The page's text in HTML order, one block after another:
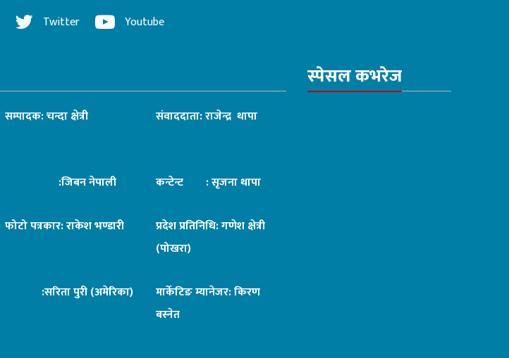
Twitter Youtube
सम्पादक: चन्दा क्षेत्री संवाददाता: राजेन्द्र थापा
:जिबन नेपाली कन्टेन्ट : सृजना थापा
फोटो पत्रकार: राकेश भण्डारी
प्रदेश प्रतिनिधि: गणेश क्षेत्री
(पोखरा)
:सरिता पुरी (अमेरिका)
मार्केटिङ म्यानेजर: किरण
बस्नेत
स्पेसल कभरेज